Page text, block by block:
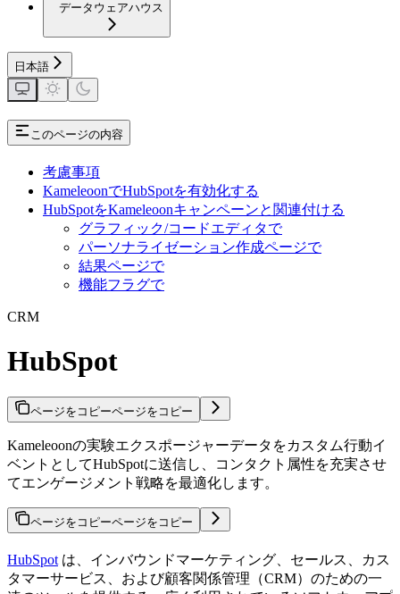
データウェアハウス
日本語
このページの内容
考慮事項
KameleoonでHubSpotを有効化する
HubSpotをKameleoonキャンペーンと関連付ける
グラフィック/コードエディタで
パーソナライゼーション作成ページで
結果ページで
機能フラグで
CRM
HubSpot
ページをコピーページをコピー
Kameleoonの実験エクスポージャーデータをカスタム行動イ
ベントとしてHubSpotに送信し、コンタクト属性を充実させ
てエンゲージメント戦略を最適化します。
ページをコピーページをコピー
HubSpot は、インバウンドマーケティング、セールス、カス
タマーサービス、および顧客関係管理（CRM）のための一